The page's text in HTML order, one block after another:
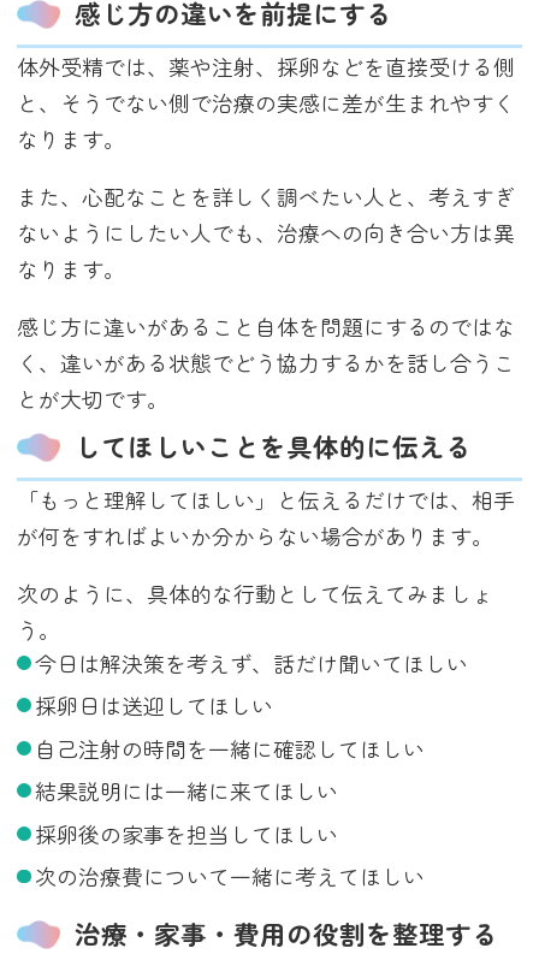
感じ方の違いを前提にする
体外受精では、薬や注射、採卵などを直接受ける側
と、そうでない側で治療の実感に差が生まれやすく
なります。
また、心配なことを詳しく調べたい人と、考えすぎ
ないようにしたい人でも、治療への向き合い方は異
なります。
感じ方に違いがあること自体を問題にするのではな
く、違いがある状態でどう協力するかを話し合うこ
とが大切です。
してほしいことを具体的に伝える
「もっと理解してほしい」と伝えるだけでは、相手
が何をすればよいか分からない場合があります。
次のように、具体的な行動として伝えてみましょ
う。
今日は解決策を考えず、話だけ聞いてほしい
採卵日は送迎してほしい
自己注射の時間を一緒に確認してほしい
結果説明には一緒に来てほしい
採卵後の家事を担当してほしい
次の治療費について一緒に考えてほしい
治療・家事・費用の役割を整理する